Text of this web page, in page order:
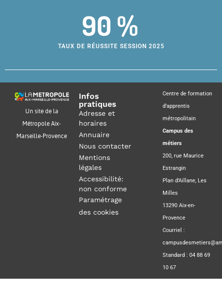
90 %
TAUX DE RÉUSSITE SESSION 2025
Un site de la
Métropole Aix-
Marseille-Provence
Infos
pratiques
Adresse et
horaires
Annuaire
Nous contacter
Mentions
légales
Accessibilité:
non conforme
Paramétrage
des cookies
Centre de formation
d’apprentis
métropolitain
Campus des
métiers
200, rue Maurice
Estrangin
Plan d’Aillane, Les
Milles
13290 Aix-en-
Provence
Courriel :
Standard : 04 88 69
10 67